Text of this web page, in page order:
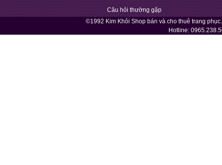
Câu hỏi thường gặp
©1992 Kim Khôi Shop bán và cho thuê trang
Hotline: